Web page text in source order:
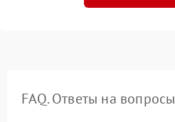
FAQ. Ответы на вопросы